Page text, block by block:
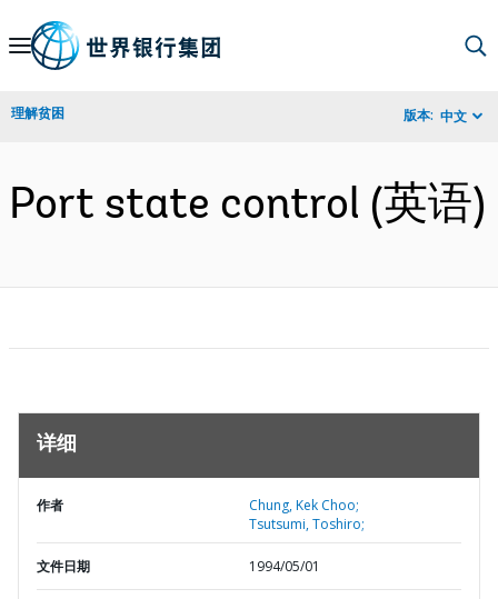
Skip
Navigation
理解贫困 版本: 中文
Port state control (英语)
详细
作者
Chung, Kek Choo;
Tsutsumi, Toshiro;
文件日期 1994/05/01